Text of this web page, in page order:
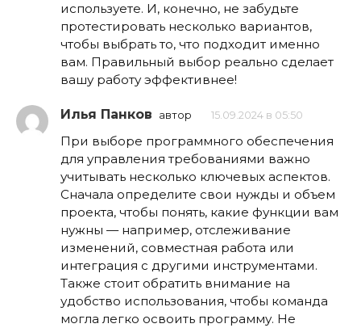
используете. И, конечно, не забудьте
протестировать несколько вариантов,
чтобы выбрать то, что подходит именно
вам. Правильный выбор реально сделает
вашу работу эффективнее!
Илья Панков автор 15.09.2024 в 05:50
При выборе программного обеспечения
для управления требованиями важно
учитывать несколько ключевых аспектов.
Сначала определите свои нужды и объем
проекта, чтобы понять, какие функции вам
нужны — например, отслеживание
изменений, совместная работа или
интеграция с другими инструментами.
Также стоит обратить внимание на
удобство использования, чтобы команда
могла легко освоить программу. Не